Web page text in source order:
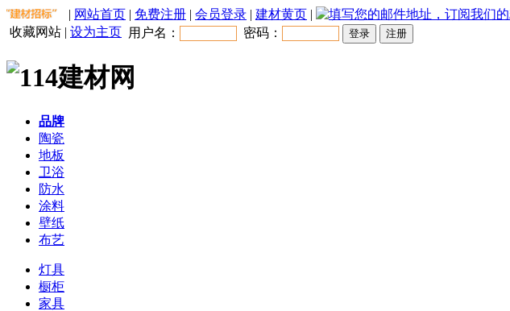
| 网站首页 | 免费注册 | 会员登录 | 建材黄页 |
收藏网站 | 设为主页 用户名： 密码：
品牌
陶瓷
地板
卫浴
防水
涂料
壁纸
布艺
灯具
橱柜
家具